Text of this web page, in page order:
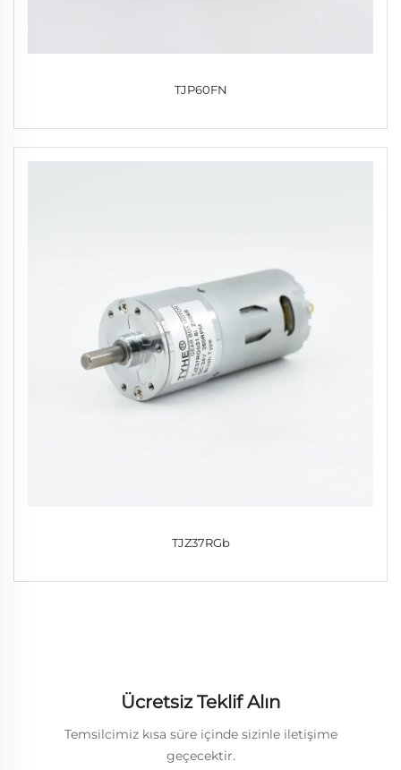
TJP60FN
TJZ37RGb
Ücretsiz Teklif Alın
Temsilcimiz kısa süre içinde sizinle iletişime
geçecektir.